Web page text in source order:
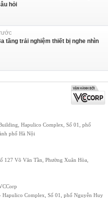
hỏi
tầng trải nghiệm thiết bị nghe nhìn
Hapulico Complex, Số 01, phố
phố Hà Nội
127 Võ Văn Tần, Phường Xuân Hòa,
Complex, Số 01, phố Nguyễn Huy